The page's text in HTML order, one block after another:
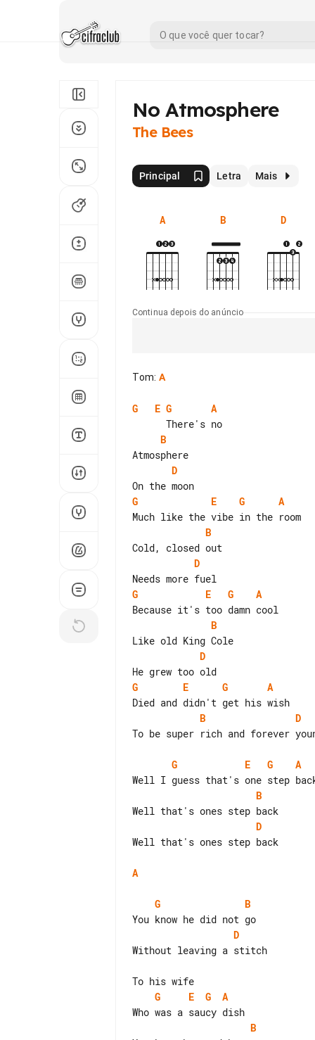
No Atmosphere
The Bees
Principal Letra Mais
A B D
Continua depois do anúncio
Tom: A
G E G
A
B
D
G
E G
A
B
D
G
E G
A
B
D
G
E G
A
B
D
To be super rich and forever
G E G A
B
D
Well that's ones step back
A
G
B
D
Without leaving a stitch
G
E G
A
B